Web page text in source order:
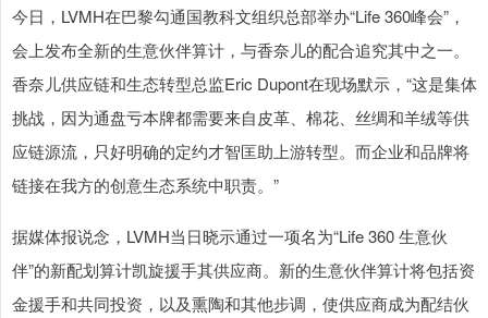
今日，LVMH在巴黎勾通国教科文组织总部举办“Life 360峰会”，
会上发布全新的生意伙伴算计，与香奈儿的配合追究其中之一。
香奈儿供应链和生态转型总监Eric Dupont在现场默示，“这是集体
挑战，因为通盘亏本牌都需要来自皮革、棉花、丝绸和羊绒等供
应链源流，只好明确的定约才智匡助上游转型。而企业和品牌将
链接在我方的创意生态系统中职责。”
据媒体报说念，LVMH当日晓示通过一项名为“Life 360 生意伙
伴”的新配划算计凯旋援手其供应商。新的生意伙伴算计将包括资
金援手和共同投资，以及熏陶和其他步调，使供应商成为配结伙